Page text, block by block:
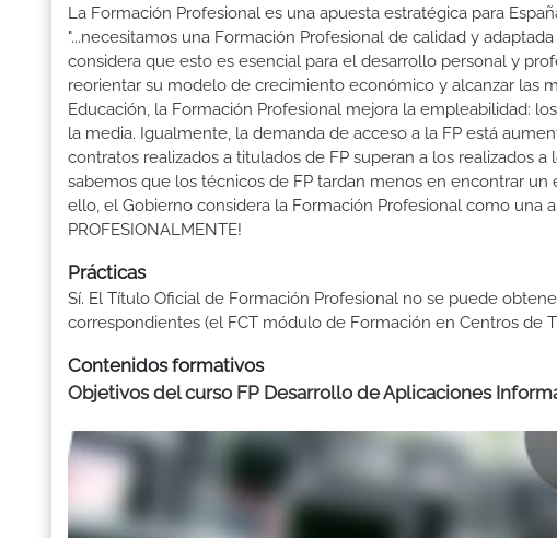
La Formación Profesional es una apuesta estratégica para
"...necesitamos una Formación Profesional de calidad y
considera que esto es esencial para el desarrollo personal y
reorientar su modelo de crecimiento económico y alcanzar las
Educación, la Formación Profesional mejora la empleabilidad:
la media. Igualmente, la demanda de acceso a la FP está
contratos realizados a titulados de FP superan a los realizados
sabemos que los técnicos de FP tardan menos en encontrar
ello, el Gobierno considera la Formación Profesional como una
PROFESIONALMENTE!
Prácticas
Sí. El Título Oficial de Formación Profesional no se puede
correspondientes (el FCT módulo de Formación en Centros de
Contenidos formativos
Objetivos del curso FP Desarrollo de Aplicaciones